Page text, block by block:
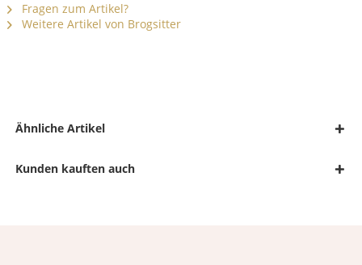
Fragen zum Artikel?
Weitere Artikel von Brogsitter
Ähnliche Artikel
Kunden kauften auch